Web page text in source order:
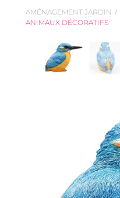
AMÉNAGEMENT JARDIN
ANIMAUX DÉCORATIFS